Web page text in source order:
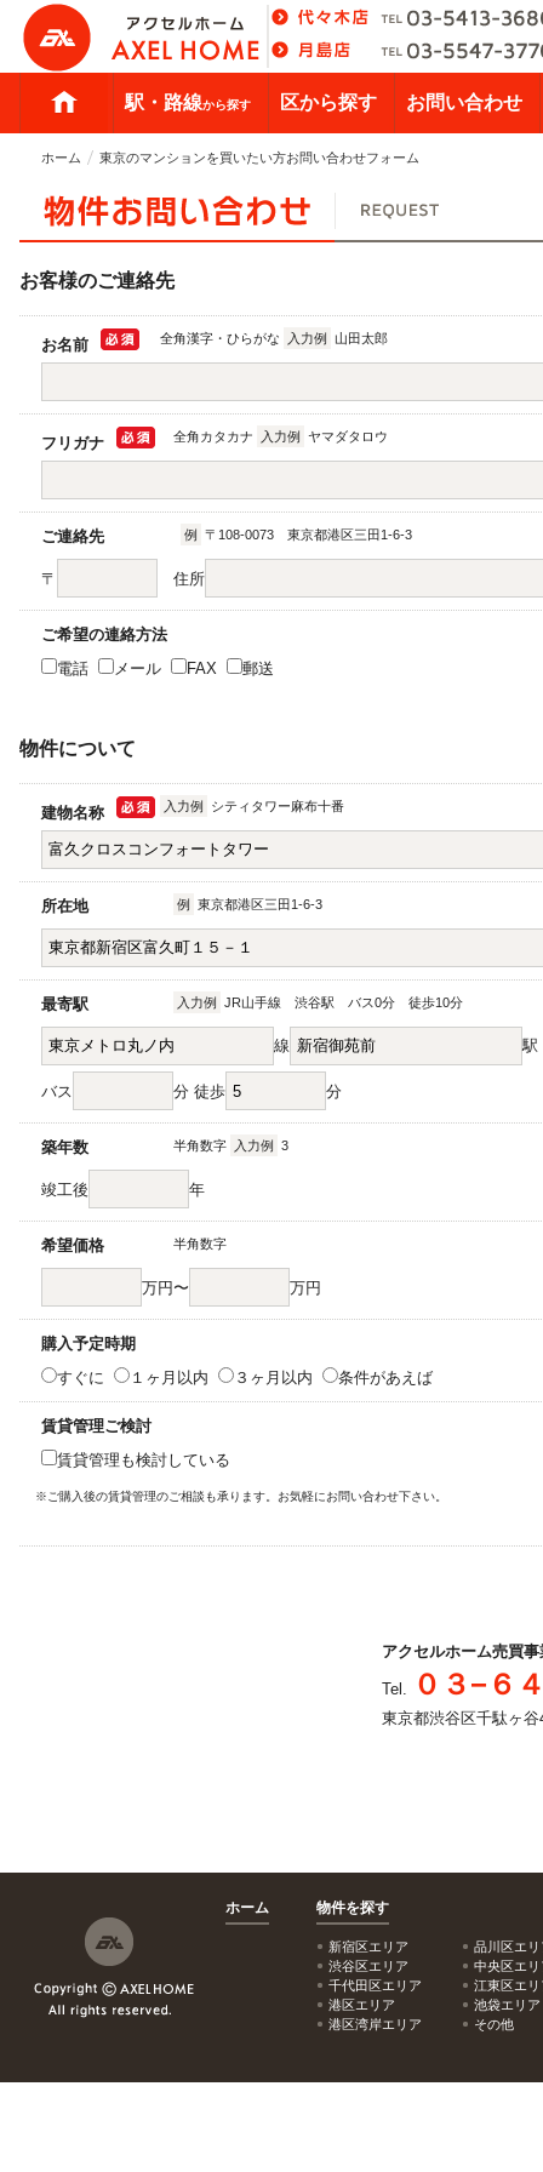
駅・路線から探す 区から探す お問い合わせ
ホーム 東京のマンションを買いたい方お問い合わせフォーム
お客様のご連絡先
お名前 全角漢字・ひらがな 入力例 山田太郎
フリガナ 全角カタカナ 入力例 ヤマダタロウ
ご連絡先 例 〒108-0073 東京都港区三田1-6-3
〒 住所
ご希望の連絡方法
電話
メール FAX 郵送
物件について
建物名称 入力例 シティタワー麻布十番
所在地 例 東京都港区三田1-6-3
最寄駅 入力例 JR山手線 渋谷駅 バス0分 徒歩10分
線 駅
バス 分 徒歩 分
築年数 半角数字 入力例 3
竣工後 年
希望価格 半角数字
万円〜 万円
購入予定時期
すぐに
１ヶ月以内 ３ヶ月以内 条件があえば
賃貸管理ご検討
賃貸管理も検討している
※ご購入後の賃貸管理のご相談も承ります。お気軽にお問い合わせ下さい。
アクセルホーム売買事
Tel. ０３−６
東京都渋谷区千駄ヶ
ホーム 物件を探す
新宿区エリア
渋谷区エリア
千代田区エリア
港区エリア
港区湾岸エリア
品川区エリ
中央区エリ
江東区エリ
池袋エリア
その他